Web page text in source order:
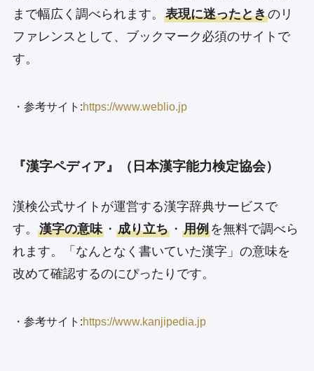
まで幅広く調べられます。 表現に迷ったときのリ
ファレンスとして、ブックマーク必須のサイトで
す。
・参考サイト:https://www.weblio.jp
『漢字ペディア』（日本漢字能力検定協会）
漢検公式サイトが運営する漢字辞典サービスで
す。 漢字の意味・ 成り立ち・ 用例を無料で調べら
れます。「なんとなく書いていた漢字」の意味を
改めて確認するのにぴったりです。
・参考サイト:https://www.kanjipedia.jp